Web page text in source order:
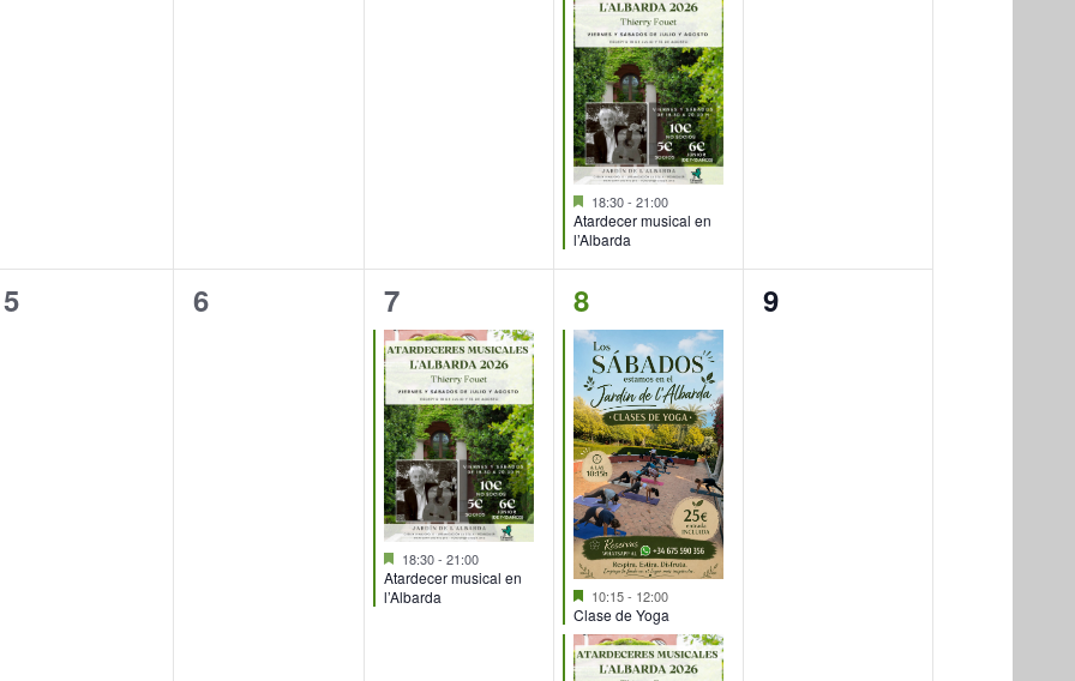
Destacado
18:30- 21:00
Atardecer musical en
l’Albarda
0
5
0
6
1
evento,
7
Destacado
18:30- 21:00
Atardecer musical en
l’Albarda
2
eventos,
8
Destacado
10:15- 12:00
Clase de Yoga
0
9